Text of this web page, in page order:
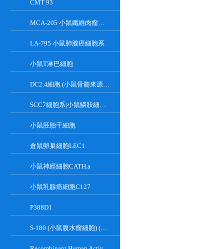
CMT 93
MCA-205 小鼠纖維肉瘤細胞系
LA-795 小鼠肺腺癌細胞系
小鼠T淋巴細胞
DC2.4細胞 (小鼠骨髓來源樹突狀細胞)
SCC7細胞系|小鼠鱗狀細胞癌細胞
小鼠胚胎干細胞
倉鼠卵巢細胞LEC1
小鼠神經細胞CATH.a
小鼠乳腺癌細胞C127
P388D1
S-180 (小鼠腹水瘤細胞) (種屬鑒定正確)